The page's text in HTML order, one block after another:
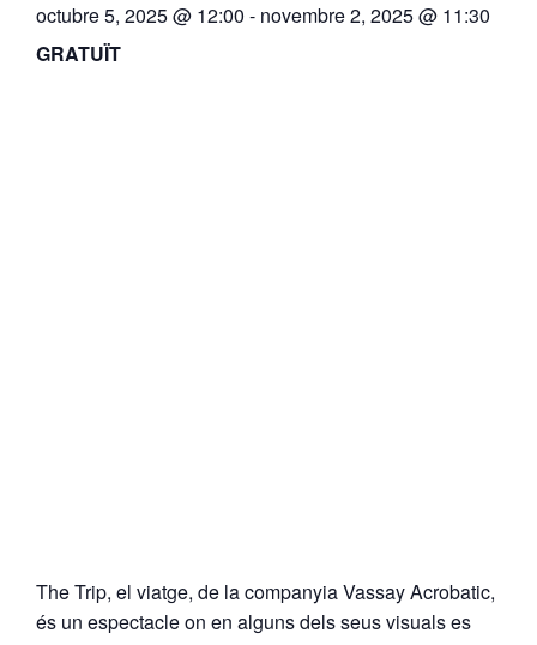
octubre 5, 2025 @ 12:00 - novembre 2, 2025 @ 11:30
GRATUÏT
The Trip, el viatge, de la companyia Vassay Acrobatic,
és un espectacle on en alguns dels seus visuals es